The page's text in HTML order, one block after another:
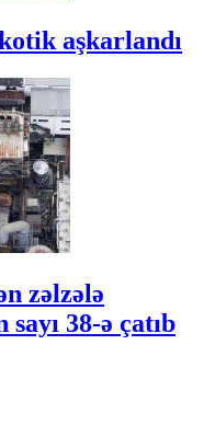
aşkarlandı
zəlzələ
38-ə çatıb